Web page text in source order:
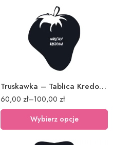
Truskawka – Tablica Kredowa
60,00 zł–100,00 zł
40x32cm
60x48cm
Wybierz opcje